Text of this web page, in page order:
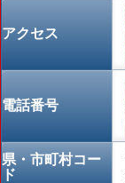
アクセス
電話番号
県・市町村コー
ド